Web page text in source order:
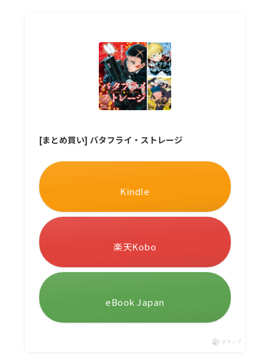
[まとめ買い] バタフライ・ストレージ
Kindle
楽天Kobo
eBook Japan
ポチップ